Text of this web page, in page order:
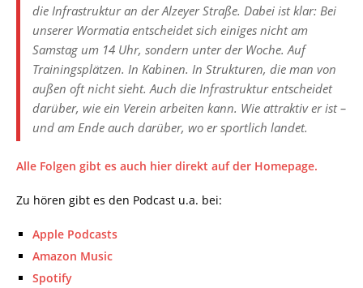
die Infrastruktur an der Alzeyer Straße. Dabei ist klar: Bei
unserer Wormatia entscheidet sich einiges nicht am
Samstag um 14 Uhr, sondern unter der Woche. Auf
Trainingsplätzen. In Kabinen. In Strukturen, die man von
außen oft nicht sieht. Auch die Infrastruktur entscheidet
darüber, wie ein Verein arbeiten kann. Wie attraktiv er ist –
und am Ende auch darüber, wo er sportlich landet.
Alle Folgen gibt es auch hier direkt auf der Homepage.
Zu hören gibt es den Podcast u.a. bei:
Apple Podcasts
Amazon Music
Spotify